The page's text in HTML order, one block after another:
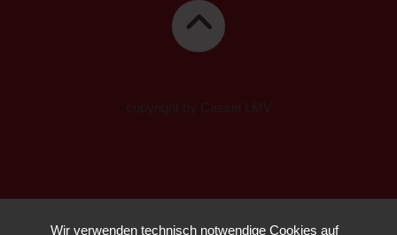
Wir verwenden technisch notwendige Cookies auf